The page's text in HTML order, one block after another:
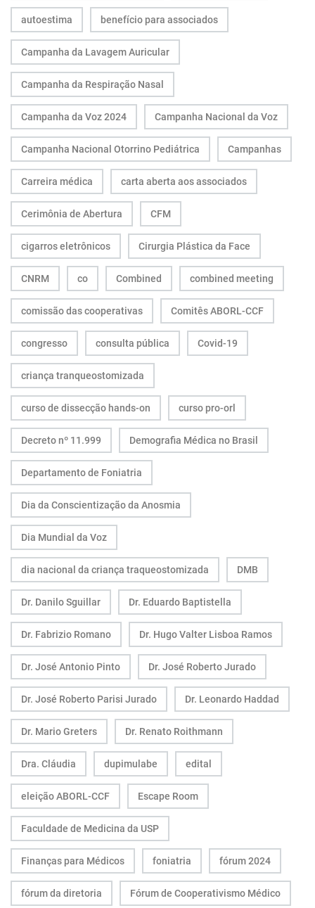
autoestima benefício para associados
Campanha da Lavagem Auricular
Campanha da Respiração Nasal
Campanha da Voz 2024 Campanha Nacional da Voz
Campanha Nacional Otorrino Pediátrica Campanhas
Carreira médica carta aberta aos associados
Cerimônia de Abertura CFM
cigarros eletrônicos Cirurgia Plástica da Face
CNRM co Combined combined meeting
comissão das cooperativas Comitês ABORL-CCF
congresso consulta pública Covid-19
criança tranqueostomizada
curso de dissecção hands-on curso pro-orl
Decreto nº 11.999 Demografia Médica no Brasil
Departamento de Foniatria
Dia da Conscientização da Anosmia
Dia Mundial da Voz
dia nacional da criança traqueostomizada DMB
Dr. Danilo Sguillar Dr. Eduardo Baptistella
Dr. Fabrizio Romano Dr. Hugo Valter Lisboa Ramos
Dr. José Antonio Pinto Dr. José Roberto Jurado
Dr. José Roberto Parisi Jurado Dr. Leonardo Haddad
Dr. Mario Greters Dr. Renato Roithmann
Dra. Cláudia dupimulabe edital
eleição ABORL-CCF Escape Room
Faculdade de Medicina da USP
Finanças para Médicos foniatria fórum 2024
fórum da diretoria Fórum de Cooperativismo Médico